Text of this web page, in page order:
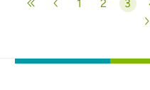
Pagina
1 Pagina
2 3